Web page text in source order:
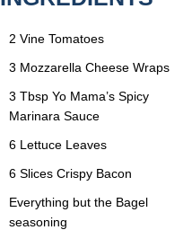
2 Vine Tomatoes
3 Mozzarella Cheese Wraps
3 Tbsp Yo Mama’s Spicy
Marinara Sauce
6 Lettuce Leaves
6 Slices Crispy Bacon
Everything but the Bagel
seasoning